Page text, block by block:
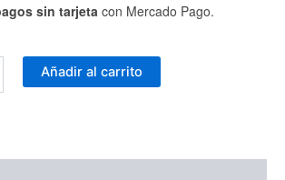
sin tarjetacon Mercado Pago.
Añadir al carrito